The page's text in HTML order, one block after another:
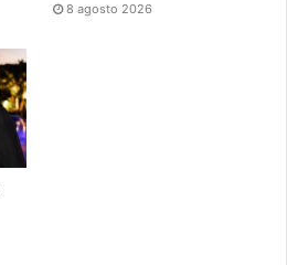
8 agosto 2026